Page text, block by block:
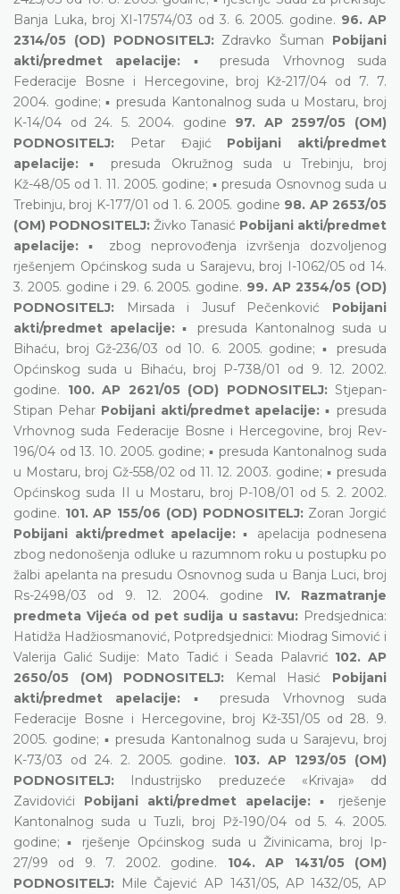
Banja Luka, broj XI-17574/03 od 3. 6. 2005. godine. 96. AP
2314/05 (OD) PODNOSITELJ: Zdravko Šuman Pobijani
akti/predmet apelacije: ▪ presuda Vrhovnog suda
Federacije Bosne i Hercegovine, broj Kž-217/04 od 7. 7.
2004. godine; ▪ presuda Kantonalnog suda u Mostaru, broj
K-14/04 od 24. 5. 2004. godine 97. AP 2597/05 (OM)
PODNOSITELJ:
Petar Đajić Pobijani akti/predmet
apelacije: ▪ presuda Okružnog suda u Trebinju, broj
Kž-48/05 od 1. 11. 2005. godine; ▪ presuda Osnovnog suda u
Trebinju, broj K-177/01 od 1. 6. 2005. godine 98. AP 2653/05
(OM) PODNOSITELJ: Živko Tanasić Pobijani akti/predmet
apelacije: ▪ zbog neprovođenja izvršenja dozvoljenog
rješenjem Općinskog suda u Sarajevu, broj I-1062/05 od 14.
3. 2005. godine i 29. 6. 2005. godine. 99. AP 2354/05 (OD)
PODNOSITELJ:
Mirsada i Jusuf Pečenković Pobijani
akti/predmet apelacije: ▪ presuda Kantonalnog suda u
Bihaću, broj Gž-236/03 od 10. 6. 2005. godine; ▪ presuda
Općinskog suda u Bihaću, broj P-738/01 od 9. 12. 2002.
godine. 100. AP 2621/05 (OD) PODNOSITELJ: Stjepan-
Stipan Pehar Pobijani akti/predmet apelacije: ▪ presuda
Vrhovnog suda Federacije Bosne i Hercegovine, broj Rev-
196/04 od 13. 10. 2005. godine; ▪ presuda Kantonalnog suda
u Mostaru, broj Gž-558/02 od 11. 12. 2003. godine; ▪ presuda
Općinskog suda II u Mostaru, broj P-108/01 od 5. 2. 2002.
godine. 101. AP 155/06 (OD) PODNOSITELJ: Zoran Jorgić
Pobijani akti/predmet apelacije: ▪ apelacija podnesena
zbog nedonošenja odluke u razumnom roku u postupku po
žalbi apelanta na presudu Osnovnog suda u Banja Luci, broj
Rs-2498/03 od 9. 12. 2004. godine IV. Razmatranje
predmeta Vijeća od pet sudija u sastavu: Predsjednica:
Hatidža Hadžiosmanović, Potpredsjednici: Miodrag Simović i
Valerija Galić Sudije: Mato Tadić i Seada Palavrić 102. AP
2650/05 (OM) PODNOSITELJ:
Kemal Hasić Pobijani
akti/predmet apelacije: ▪ presuda Vrhovnog suda
Federacije Bosne i Hercegovine, broj Kž-351/05 od 28. 9.
2005. godine; ▪ presuda Kantonalnog suda u Sarajevu, broj
K-73/03 od 24. 2. 2005. godine. 103. AP 1293/05 (OM)
PODNOSITELJ: Industrijsko preduzeće «Krivaja» dd
Zavidovići Pobijani akti/predmet apelacije: ▪ rješenje
Kantonalnog suda u Tuzli, broj Pž-190/04 od 5. 4. 2005.
godine; ▪ rješenje Općinskog suda u Živinicama, broj Ip-
27/99 od 9. 7. 2002. godine. 104. AP 1431/05 (OM)
PODNOSITELJ: Mile Čajević AP 1431/05, AP 1432/05, AP